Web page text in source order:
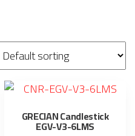
GRECIAN Candlestick
EGV-V3-6LMS